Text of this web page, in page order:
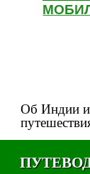
Об Индии и